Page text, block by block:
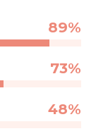
89%
73%
48%